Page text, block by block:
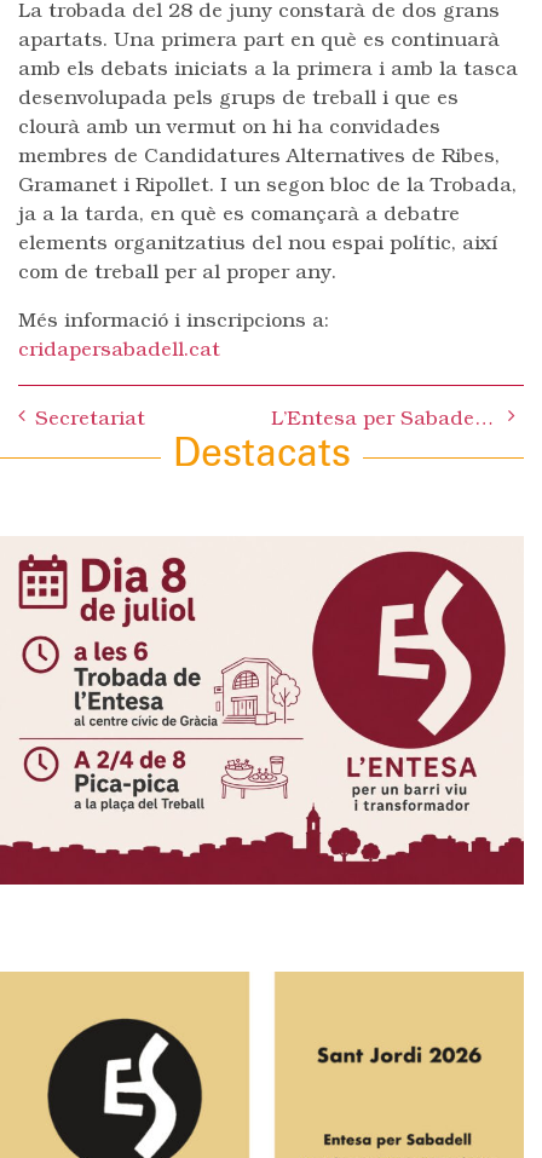
La trobada del 28 de juny constarà de dos grans
apartats. Una primera part en què es continuarà
amb els debats iniciats a la primera i amb la tasca
desenvolupada pels grups de treball i que es
clourà amb un vermut on hi ha convidades
membres de Candidatures Alternatives de Ribes,
Gramanet i Ripollet. I un segon bloc de la Trobada,
ja a la tarda, en què es comançarà a debatre
elements organitzatius del nou espai polític, així
com de treball per al proper any.
Més informació i inscripcions a:
cridapersabadell.cat
navigation
Secretariat L’Entesa per Sabadell porta al Ple municipal un Pla d’actuació per a millorar el manteniment de l’espai públic
Destacats